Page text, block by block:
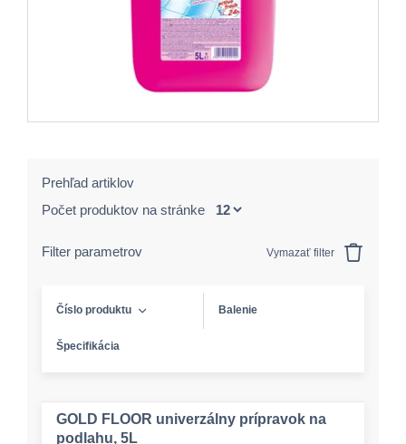
Prehľad artiklov
Počet produktov na stránke
Filter parametrov Vymazať filter
Číslo produktu Balenie
Špecifikácia
GOLD FLOOR univerzálny prípravok na
podlahu, 5L